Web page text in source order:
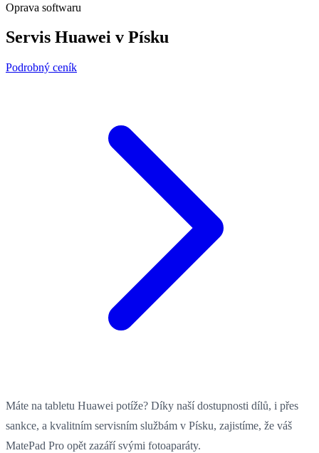
Oprava softwaru
Servis Huawei v Písku
Podrobný ceník
Máte na tabletu Huawei potíže? Díky naší dostupnosti dílů, i přes
sankce, a kvalitním servisním službám v Písku, zajistíme, že váš
MatePad Pro opět zazáří svými fotoaparáty.